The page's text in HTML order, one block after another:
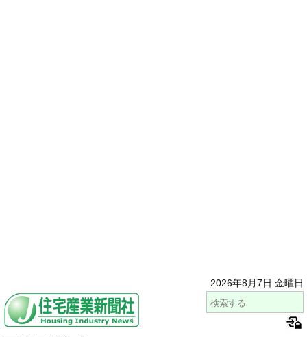
2026年8月7日 金曜日